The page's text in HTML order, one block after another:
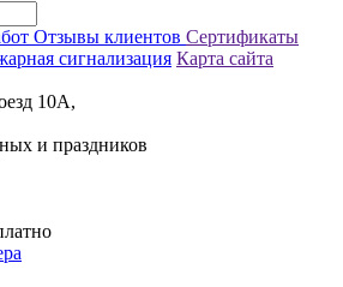
Отзывы клиентов Сертификаты
сигнализация Карта сайта
10А,
и праздников